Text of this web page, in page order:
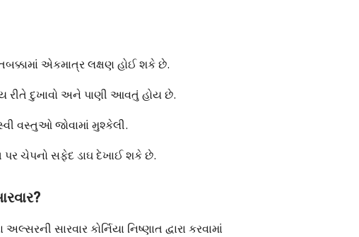
એકમાત્ર લક્ષણ હોઈ શકે છે.
રીતે દુખાવો અને પાણી આવતું હોય છે.
વસ્તુઓ જોવામાં મુશ્કેલી.
ચેપનો સફેદ ડાઘ દેખાઈ શકે છે.
સારવાર કોર્નિયા નિષ્ણાત દ્વારા કરવામાં